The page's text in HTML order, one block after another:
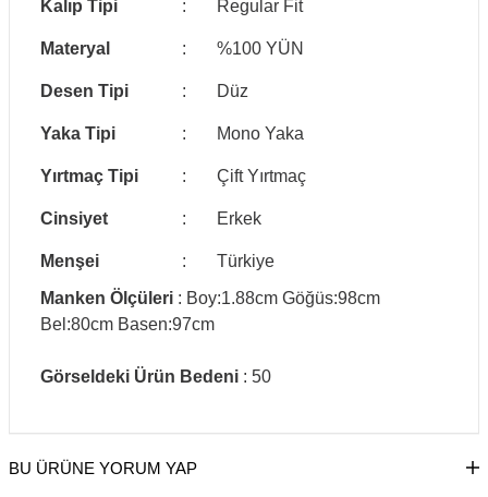
Kalıp Tipi : Regular Fit
Materyal : %100 YÜN
Desen Tipi : Düz
Yaka Tipi : Mono Yaka
Yırtmaç Tipi : Çift Yırtmaç
Cinsiyet : Erkek
Menşei :
Türkiye
Manken Ölçüleri : Boy:1.88cm Göğüs:98cm
Bel:80cm Basen:97cm
Görseldeki Ürün Bedeni : 50
BU ÜRÜNE YORUM YAP